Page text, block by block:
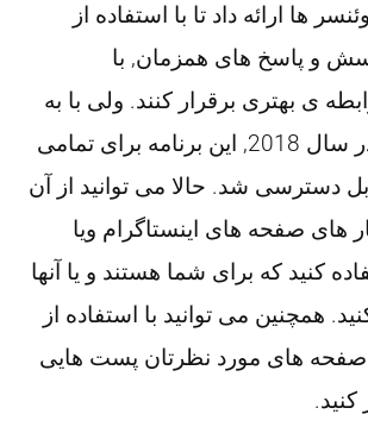
ها ارائه داد تا با استفاده از
و پاسخ های همزمان, با
ی بهتری برقرار کنند. ولی با به
روز رسانی آن در سال 2018, این برنامه برای تمامی
دسترسی شد. حالا می توانید از آن
های صفحه های اینستاگرام ویا
کنید که برای شما هستند و یا آنها
همچنین می توانید با استفاده از
صفحه های مورد نظرتان پست هایی
کنید.